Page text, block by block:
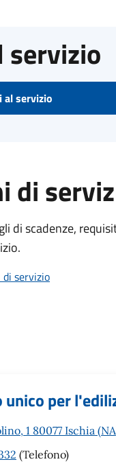
servizio
al servizio
di
di scadenze,
servizio
unico per
1 80077 Ischia
(Telefono)